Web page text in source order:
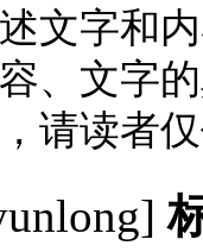
文字和
、文字
请读者